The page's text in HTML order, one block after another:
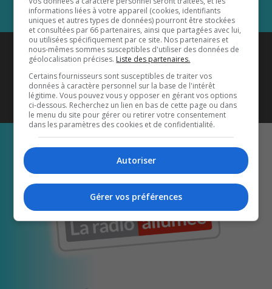
Coyote New Countryest diffusé
également sur1033 HD2
Écoutez-nous aussi sur…
informations liées à votre appareil (cookies, identifiants
uniques et autres types de données) pourront être stockées
et consultées par 66 partenaires, ainsi que partagées avec lui,
ou utilisées spécifiquement par ce site. Nos partenaires et
nous-mêmes sommes susceptibles d'utiliser des données de
géolocalisation précises. Liste des partenaires.
Certains fournisseurs sont susceptibles de traiter vos
données à caractère personnel sur la base de l'intérêt
légitime. Vous pouvez vous y opposer en gérant vos options
ci-dessous. Recherchez un lien en bas de cette page ou dans
le menu du site pour gérer ou retirer votre consentement
dans les paramètres des cookies et de confidentialité.
Autoriser
Gérer vos préférences